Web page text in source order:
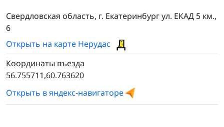
Свердловская область, г. Екатеринбург ул. ЕКАД 5 км.,
6
Открыть на карте Нерудас
Координаты въезда
56.755711,60.763620
Открыть в яндекс-навигаторе